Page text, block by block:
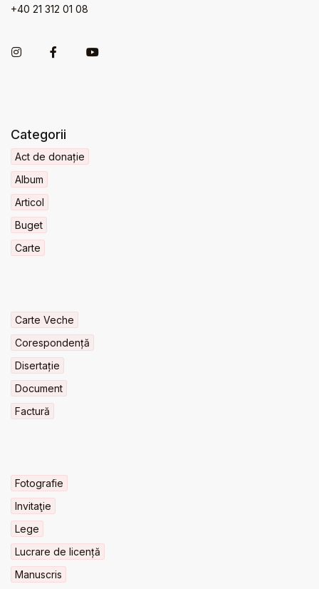
+40 21 312 01 08
Categorii
Act de donație
Album
Articol
Buget
Carte
Carte Veche
Corespondență
Disertație
Document
Factură
Fotografie
Invitaţie
Lege
Lucrare de licență
Manuscris